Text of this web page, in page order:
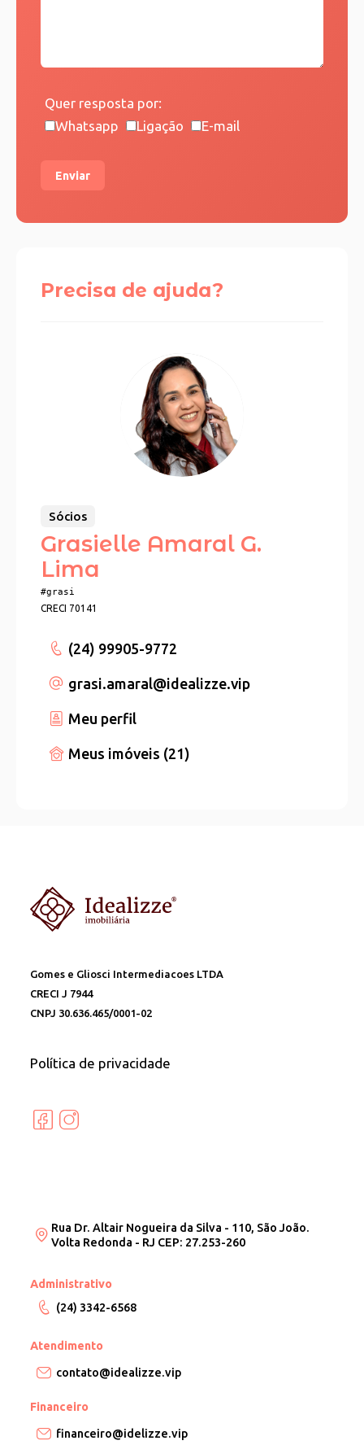
Quer resposta por:
Whatsapp
Ligação E-mail
Enviar
Precisa de ajuda?
Sócios
Grasielle Amaral G.
Lima
#grasi
CRECI 70141
(24) 99905-9772
grasi.amaral@idealizze.vip
Meu perfil
Meus imóveis (21)
Gomes e Gliosci Intermediacoes LTDA
CRECI J 7944
CNPJ 30.636.465/0001-02
Política de privacidade
Rua Dr. Altair Nogueira da Silva - 110, São João.
Volta Redonda - RJ CEP: 27.253-260
Administrativo
(24) 3342-6568
Atendimento
contato@idealizze.vip
Financeiro
financeiro@idelizze.vip